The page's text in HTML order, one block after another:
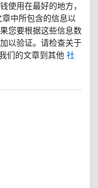
使用在最好的地方，
中所包含的信息以
您要根据这些信息数
以验证。请检查关于
们的文章到其他 社